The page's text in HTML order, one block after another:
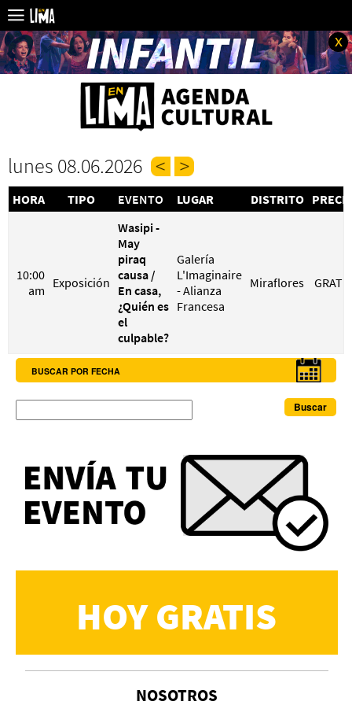
x
lunes 08.06.2026
HORA TIPO EVENTO LUGAR DISTRITO
10:00
am Exposición
Wasipi -
May
piraq
causa /
En casa,
¿Quién es
el
culpable?
Galería
L'Imaginaire
- Alianza
Francesa
Miraflores GRATIS
BUSCAR POR FECHA
HOY GRATIS
NOSOTROS